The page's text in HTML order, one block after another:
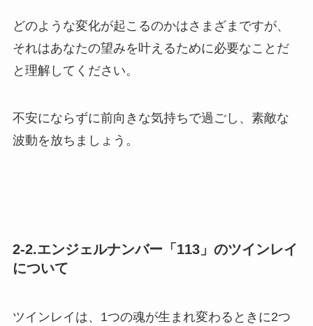
どのような変化が起こるのかはさまざまですが、
それはあなたの望みを叶えるために必要なことだ
と理解してください。
不安にならずに前向きな気持ちで過ごし、素敵な
波動を放ちましょう。
2-2.エンジェルナンバー「113」のツインレイ
について
ツインレイは、1つの魂が生まれ変わるときに2つ